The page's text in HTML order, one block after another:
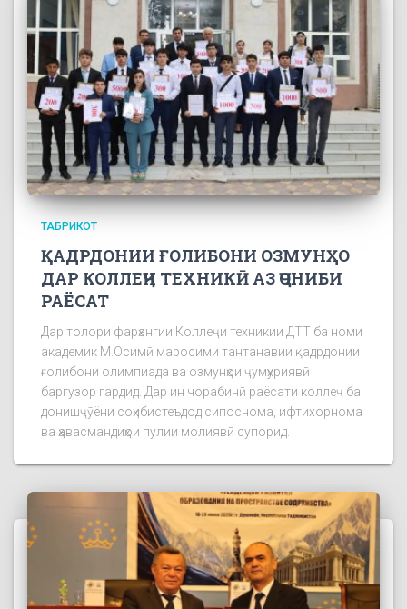
ТАБРИКОТ
ҚАДРДОНИИ ҒОЛИБОНИ ОЗМУНҲО
ДАР КОЛЛЕҶИ ТЕХНИКӢ АЗ ҶОНИБИ
РАЁСАТ
Дар толори фарҳангии Коллеҷи техникии ДТТ ба номи
академик М.Осимӣ маросими тантанавии қадрдонии
ғолибони олимпиада ва озмунҳои ҷумҳуриявӣ
баргузор гардид. Дар ин чорабинӣ раёсати коллеҷ ба
донишҷӯёни соҳибистеъдод сипоснома, ифтихорнома
ва ҳавасмандиҳои пулии молиявӣ супорид.